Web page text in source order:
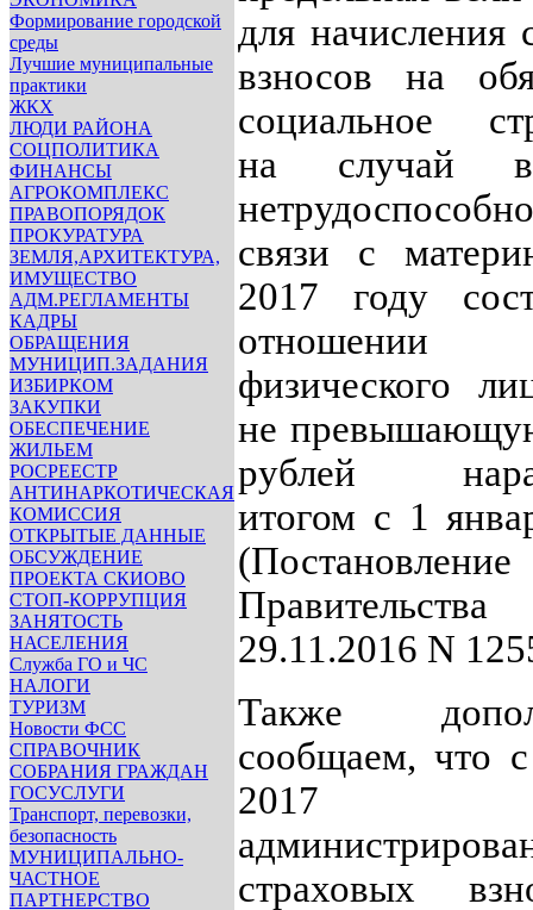
Формирование городской
среды
Лучшие муниципальные
практики
ЖКХ
ЛЮДИ РАЙОНА
СОЦПОЛИТИКА
ФИНАНСЫ
АГРОКОМПЛЕКС
ПРАВОПОРЯДОК
ПРОКУРАТУРА
ЗЕМЛЯ,АРХИТЕКТУРА,
ИМУЩЕСТВО
АДМ.РЕГЛАМЕНТЫ
КАДРЫ
ОБРАЩЕНИЯ
МУНИЦИП.ЗАДАНИЯ
ИЗБИРКОМ
ЗАКУПКИ
ОБЕСПЕЧЕНИЕ
ЖИЛЬЕМ
РОСРЕЕСТР
АНТИНАРКОТИЧЕСКАЯ
КОМИССИЯ
ОТКРЫТЫЕ ДАННЫЕ
ОБСУЖДЕНИЕ
ПРОЕКТА СКИОВО
СТОП-КОРРУПЦИЯ
ЗАНЯТОСТЬ
НАСЕЛЕНИЯ
Служба ГО и ЧС
НАЛОГИ
ТУРИЗМ
Новости ФСС
СПРАВОЧНИК
СОБРАНИЯ ГРАЖДАН
ГОСУСЛУГИ
Транспорт, перевозки,
безопасность
МУНИЦИПАЛЬНО-
ЧАСТНОЕ
ПАРТНЕРСТВО
для начисления
взносов на
социальное
на случай
связи с
2017 году
отношении
физического
не
рублей
итогом с 1
(Постановление
29.11.2016 N
Также
сообщаем, что
2017
страховых